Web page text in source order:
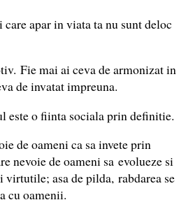
apar in viata ta nu sunt deloc
Fie mai ai ceva de armonizat in
de invatat impreuna.
este o fiinta sociala prin definitie.
de oameni ca sa invete prin
nevoie de oameni sa evolueze si
virtutile; asa de pilda, rabdarea se
cu oamenii.